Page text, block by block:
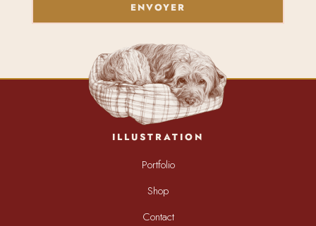
ENVOYER
ILLUSTRATION
Portfolio
Shop
Contact